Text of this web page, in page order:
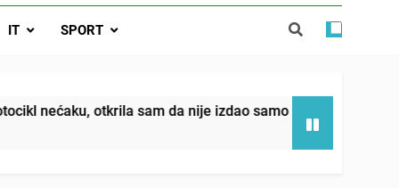
nije izdao samo našu kćer, nego je
sin već sutradan oženio ljubavnicom,
i da iza bolničkog stakla već čekaju
IT SPORT
sam da nije izdao samo našu kćer, nego je svojim